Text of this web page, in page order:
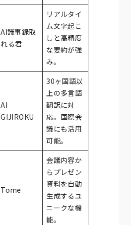
AI議事録取
れる君
リアルタイ
ム文字起こ
しと高精度
な要約が強
み。
AI
GIJIROKU
30ヶ国語以
上の多言語
翻訳に対
応。国際会
議にも活用
可能。
Tome
会議内容か
らプレゼン
資料を自動
生成するユ
ニークな機
能。